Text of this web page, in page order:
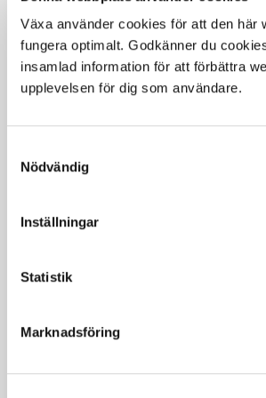
Växa använder cookies för att den här
fungera optimalt. Godkänner du
insamlad information för att förbättra
upplevelsen för dig som användare.
Nödvändig
Inställningar
Statistik
Marknadsföring
3,5% protein
RE: 40%
Inkalvningsålder: 24 månader
Utgångna förstakalvare: 10%
Rekrytering: 30%
Du kanske också är